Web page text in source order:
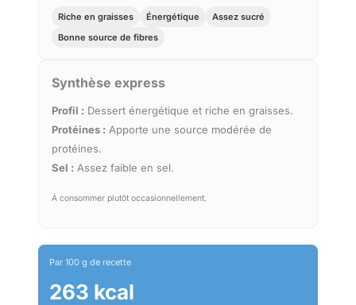
Riche en graisses Énergétique
Assez sucré
Bonne source de fibres
Synthèse express
Profil : Dessert énergétique et riche en graisses.
Protéines : Apporte une source modérée de
protéines.
Sel : Assez faible en sel.
À consommer plutôt occasionnellement.
Par 100 g de recette
263 kcal